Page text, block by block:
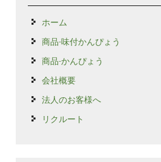
ホーム
商品-味付かんぴょう
商品-かんぴょう
会社概要
法人のお客様へ
リクルート